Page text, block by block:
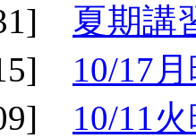
夏期講
10/17
10/11